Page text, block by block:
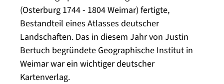
(Osterburg 1744 - 1804 Weimar) fertigte,
Bestandteil eines Atlasses deutscher
Landschaften. Das in diesem Jahr von Justin
Bertuch begründete Geographische Institut in
Weimar war ein wichtiger deutscher
Kartenverlag.